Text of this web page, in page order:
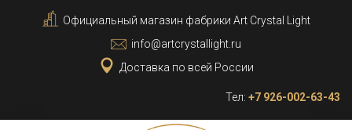
Официальный магазин фабрики Art Crystal Light
info@artcrystallight.ru
Доставка по всей России
Тел: +7 926-002-63-43